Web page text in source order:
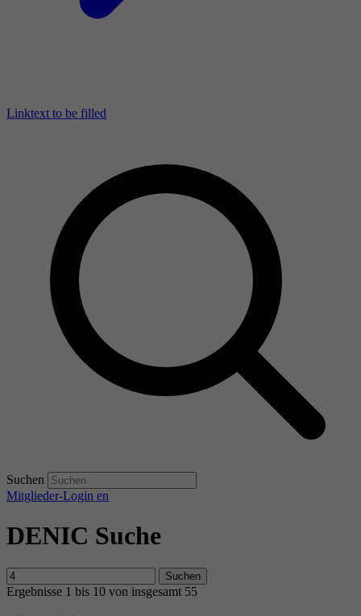
Linktext to be filled
Suchen
Mitglieder-Login en
DENIC Suche
Suchen
Ergebnisse 1 bis 10 von insgesamt 55